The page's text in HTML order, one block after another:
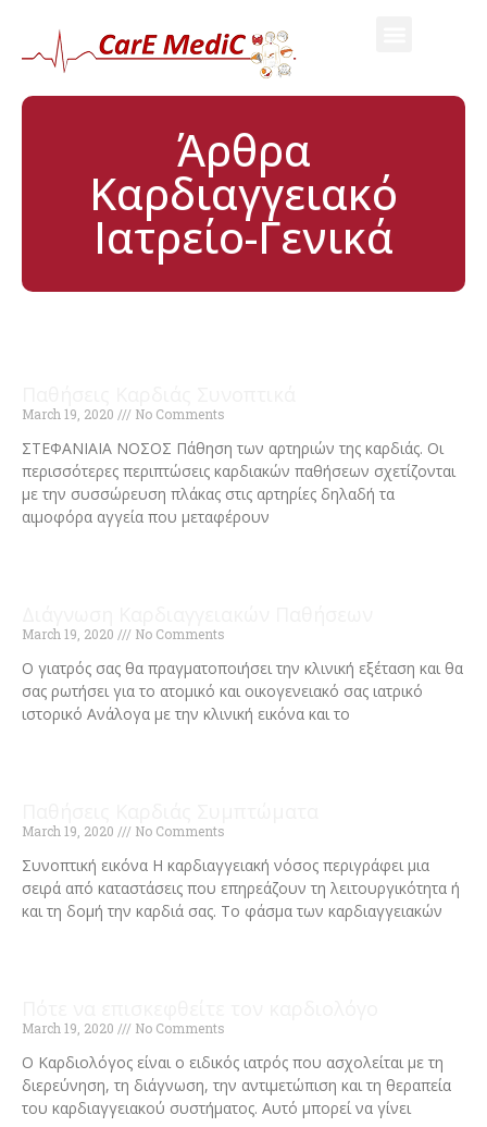
Άρθρα
Καρδιαγγειακό
Ιατρείο-Γενικά
March 19, 2020 No Comments
ΣΤΕΦΑΝΙΑΙΑ ΝΟΣΟΣ Πάθηση των αρτηριών της καρδιάς. Οι
περισσότερες περιπτώσεις καρδιακών παθήσεων σχετίζονται
με την συσσώρευση πλάκας στις αρτηρίες δηλαδή τα
αιμοφόρα αγγεία που μεταφέρουν
March 19, 2020 No Comments
Ο γιατρός σας θα πραγματοποιήσει την κλινική εξέταση και θα
σας ρωτήσει για το ατομικό και οικογενειακό σας ιατρικό
ιστορικό Ανάλογα με την κλινική εικόνα και το
March 19, 2020 No Comments
Συνοπτική εικόνα Η καρδιαγγειακή νόσος περιγράφει μια
σειρά από καταστάσεις που επηρεάζουν τη λειτουργικότητα ή
και τη δομή την καρδιά σας. Το φάσμα των καρδιαγγειακών
March 19, 2020 No Comments
Ο Καρδιολόγος είναι ο ειδικός ιατρός που ασχολείται με τη
διερεύνηση, τη διάγνωση, την αντιμετώπιση και τη θεραπεία
του καρδιαγγειακού συστήματος. Αυτό μπορεί να γίνει